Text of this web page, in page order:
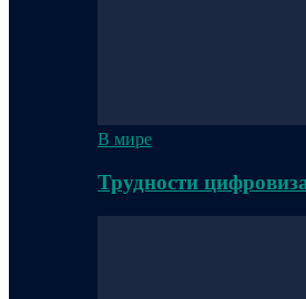
В мире
Трудности